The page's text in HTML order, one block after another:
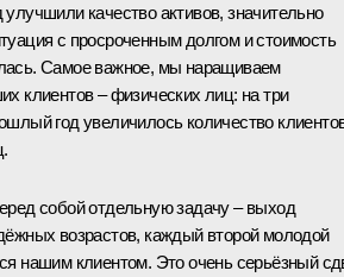
качество активов, значительно
с просроченным долгом и стоимость
Самое важное, мы наращиваем
клиентов – физических лиц: на три
год увеличилось количество
собой отдельную задачу – выход
возрастов, каждый второй молодой
нашим клиентом. Это очень серьёзный